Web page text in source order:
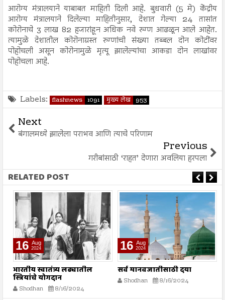
आरोग्य मंत्रालयाने याबाबत माहिती दिली आहे. बुधवारी (5 मे) केंद्रीय
आरोग्य मंत्रालयाने दिलेल्या माहितीनुसार, देशात गेल्या 24 तासांत
कोरोनाचे 3 लाख 82 हजारांहून अधिक नवे रुग्ण आढळून आले आहेत.
त्यामुळे देशातील कोरोनाग्रस्त रुग्णांची संख्या तब्बल दोन कोटींवर
पोहोचली असून कोरोनामुळे मृत्यू झालेल्यांचा आकडा दोन लाखांवर
पोहोचला आहे.
Labels: flashnews 1091 मुख्य लेख 953
Next
बंगालमध्ये झालेला पराभव आणि त्याचे परिणाम
Previous
गरीबांसाठी ‘राहत’ देणारा अवलिया हरपला
RELATED POST
16 Aug
2024
भारतीय स्वातंत्र्य लढ्यातील
स्त्रियांचे योगदान
Shodhan 8/16/2024
16 Aug
2024
सर्व मानवजातीसाठी दया
Shodhan 8/16/2024